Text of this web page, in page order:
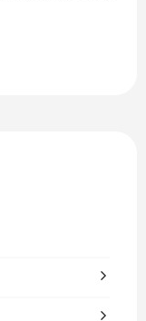
策略、能耗监测、故